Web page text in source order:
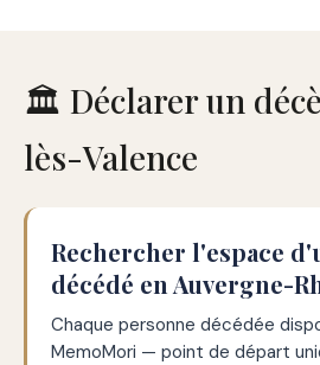
🏛️ Déclarer un
lès-Valence
Rechercher l'espace
décédé en Auvergne-
Chaque personne décédée
MemoMori — point de départ